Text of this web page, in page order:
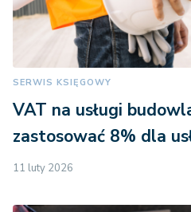
SERWIS KSIĘGOWY
VAT na usługi
zastosować 8% dla
11 luty 2026